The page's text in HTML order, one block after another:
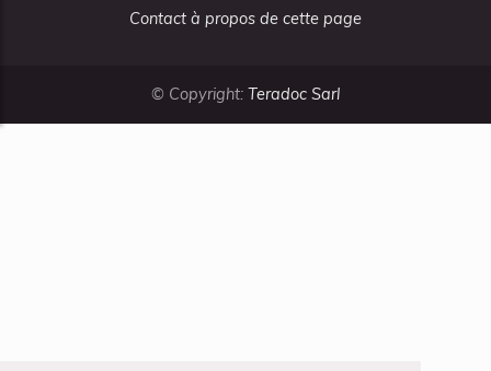
Contact à propos de cette page
© Copyright: Teradoc Sarl